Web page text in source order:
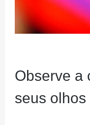
Observe a
seus olhos